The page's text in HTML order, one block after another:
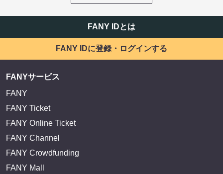
FANY IDとは
FANY IDに登録・ログインする
FANYサービス
FANY
FANY Ticket
FANY Online Ticket
FANY Channel
FANY Crowdfunding
FANY Mall